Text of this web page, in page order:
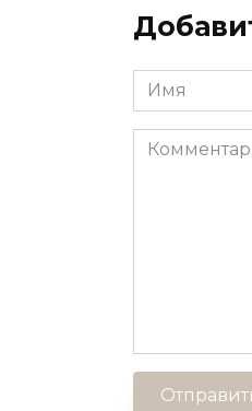
Имя
*
Комментарий